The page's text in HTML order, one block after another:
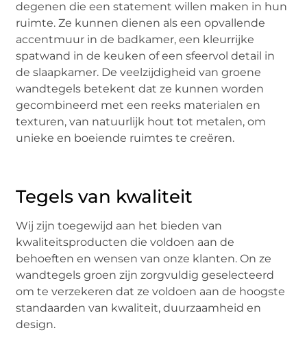
degenen die een statement willen maken in hun
ruimte. Ze kunnen dienen als een opvallende
accentmuur in de badkamer, een kleurrijke
spatwand in de keuken of een sfeervol detail in
de slaapkamer. De veelzijdigheid van groene
wandtegels betekent dat ze kunnen worden
gecombineerd met een reeks materialen en
texturen, van natuurlijk hout tot metalen, om
unieke en boeiende ruimtes te creëren.
Tegels van kwaliteit
Wij zijn toegewijd aan het bieden van
kwaliteitsproducten die voldoen aan de
behoeften en wensen van onze klanten. On ze
wandtegels groen zijn zorgvuldig geselecteerd
om te verzekeren dat ze voldoen aan de hoogste
standaarden van kwaliteit, duurzaamheid en
design.